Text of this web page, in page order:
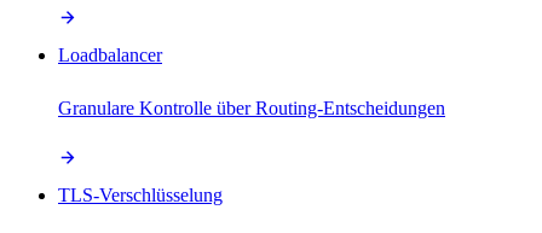
Loadbalancer
Granulare Kontrolle über Routing-Entscheidungen
TLS-Verschlüsselung